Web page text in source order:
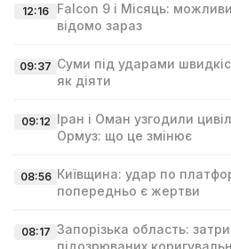
12:16
Falcon 9 і Місяць:
відомо зараз
09:37 Суми під ударами
як діяти
09:12 Іран і Оман узгодили
Ормуз: що це змінює
08:56 Київщина: удар по
попередньо є жертви
08:17 Запорізька область:
підозрюваних